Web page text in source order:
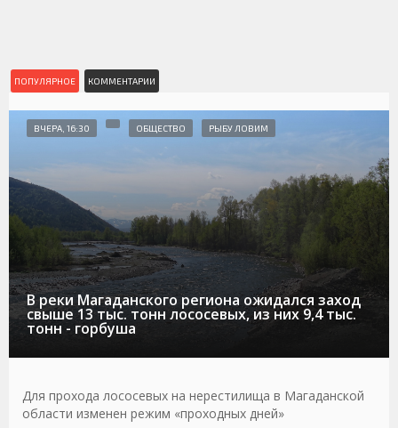
ПОПУЛЯРНОЕ КОММЕНТАРИИ
В реки Магаданского региона ожидался заход
свыше 13 тыс. тонн лососевых, из них 9,4 тыс.
тонн - горбуша
ВЧЕРА, 16:30 ОБЩЕСТВО РЫБУ ЛОВИМ
Для прохода лососевых на нерестилища в Магаданской
области изменен режим «проходных дней»